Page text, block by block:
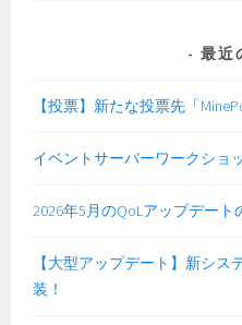
最近
【投票】新たな投票先「
イベントサーバーワークショ
2026年5月のQoLアップデート
【大型アップデート】新シ
装！